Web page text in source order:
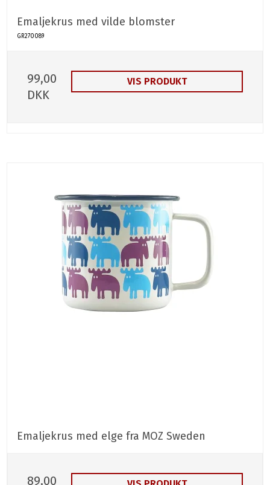
Emaljekrus med vilde blomster
GR270089
99,00
DKK
VIS PRODUKT
Emaljekrus med elge fra MOZ Sweden
89,00